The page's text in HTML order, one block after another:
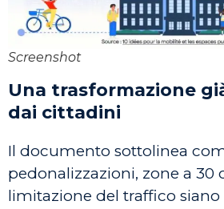
Screenshot
Una trasformazione
dai cittadini
Il documento sottolinea
pedonalizzazioni, zone a 30
limitazione del traffico